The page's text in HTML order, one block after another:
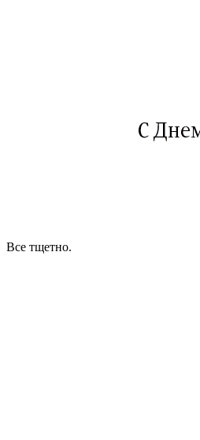
Все тщетно.